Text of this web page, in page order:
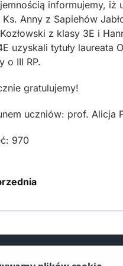
informujemy, iż
Ks. Anny z Sapiehów
z klasy 3E i
uzyskali tytuły laureata
o III RP.
gratulujemy!
uczniów: prof. Alicja
970